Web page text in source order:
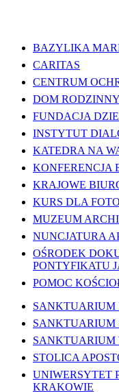
BAZYLIKA
CARITAS
CENTRUM
DOM
FUNDACJA
INSTYTUT
KATEDRA NA
KONFERENCJA
KRAJOWE
KURS DLA
MUZEUM
NUNCJATURA
OŚRODEK
PONTYFIKATU
POMOC
SANKTUARIUM
SANKTUARIUM
SANKTUARIUM
STOLICA
UNIWERSYTET
KRAKOWIE